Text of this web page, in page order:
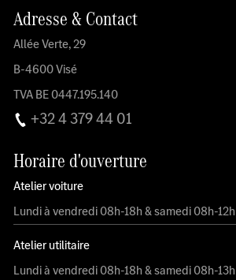
Adresse & Contact
Allée Verte, 29
B-4600 Visé
TVA BE 0447.195.140
+32 4 379 44 01
Horaire d'ouverture
Atelier voiture
Lundi à vendredi 08h-18h & samedi 08h-12h
Atelier utilitaire
Lundi à vendredi 08h-18h & samedi 08h-13h